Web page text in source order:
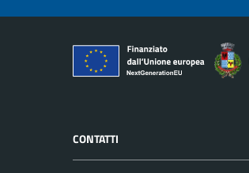
CONTATTI